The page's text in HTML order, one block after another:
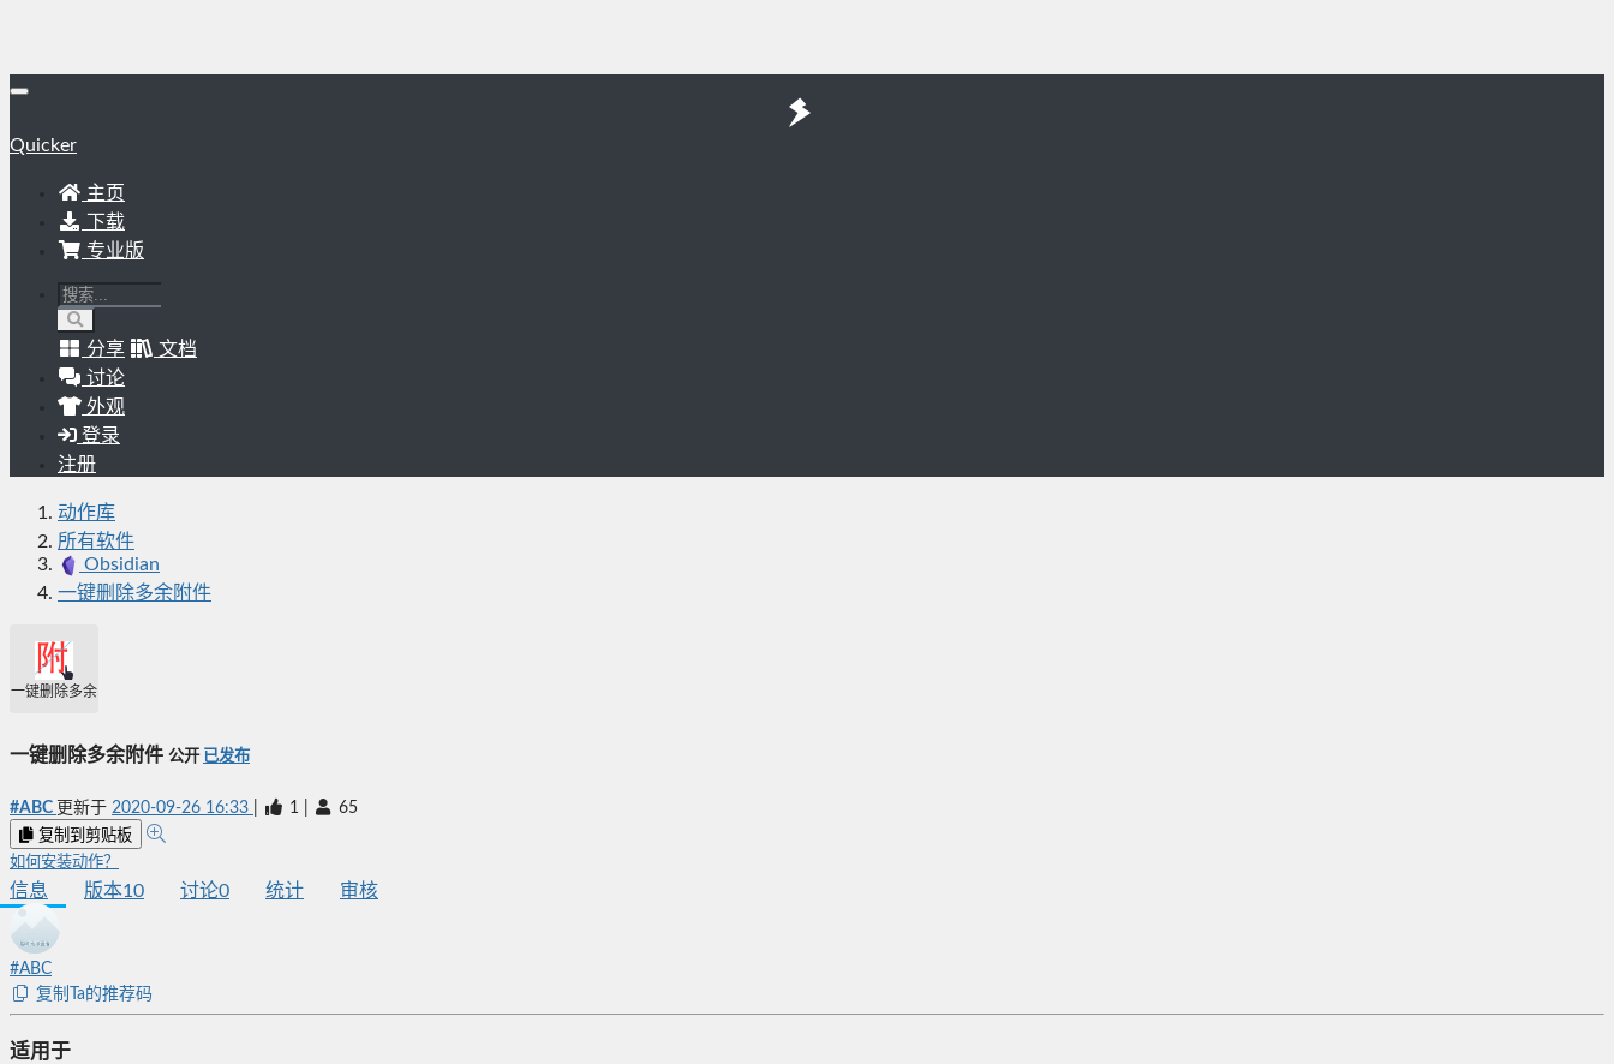
Quicker
主页
下载
专业版
分享
文档
讨论
外观
登录
注册
动作库
所有软件
Obsidian
一键删除多余附件
一键删除多余附件
一键删除多余附件 公开 已发布
#ABC 更新于 2020-09-26 16:33 1 65
复制到剪贴板
如何安装动作？
信息 版本10 讨论0 统计 审核
#ABC
复制Ta的推荐码
适用于